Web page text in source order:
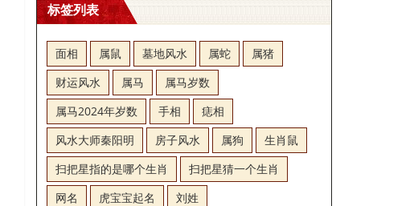
标签列表
面相 属鼠 墓地风水 属蛇
属猪
财运风水
属马
属马岁数
属马2024年岁数
手相
痣相
风水大师秦阳明
房子风水 属狗
生肖鼠
扫把星指的是哪个生肖
扫把星猜一个生肖
网名
虎宝宝起名 刘姓